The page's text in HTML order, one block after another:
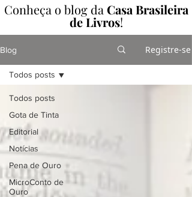
Conheça o blog da Casa Brasileira
de Livros!
Blog Registre-se
Todos posts
Gota de Tinta
Editorial
Notícias
Pena de Ouro
MicroConto de
Ouro
Todos posts